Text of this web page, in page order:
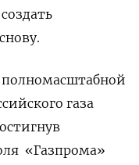
газа
«Газпрома»